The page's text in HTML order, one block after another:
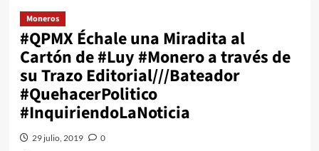
Moneros
#QPMX Échale una Miradita al
Cartón de #Luy #Monero a través de
su Trazo Editorial///Bateador
#QuehacerPolitico
#InquiriendoLaNoticia
29 julio, 2019 0